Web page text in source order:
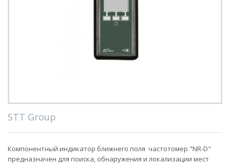
STT Group
Компонентный индикатор ближнего поля частотомер "NR-D"
предназначен для поиска, обнаружения и локализации мест